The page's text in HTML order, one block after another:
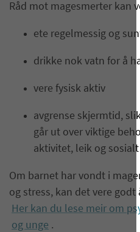
Råd mot magesmerter kan
ete regelmessig og
drikke nok vatn for å
vere fysisk aktiv
avgrense skjermtid,
går ut over viktige
aktivitet, leik og
Om barnet har vondt i
og stress, kan det vere
Her kan du lese meir om
og unge .